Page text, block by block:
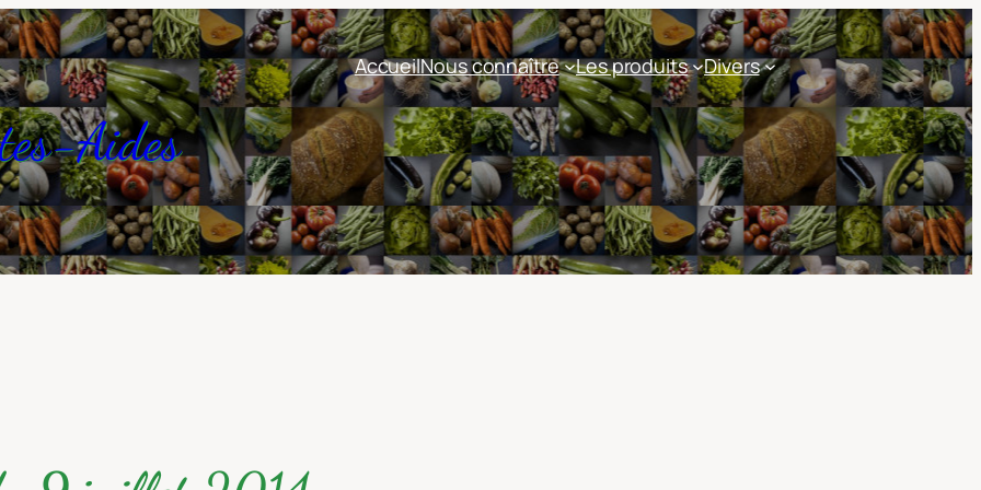
Aides
AccueilNous connaître Les produits Divers